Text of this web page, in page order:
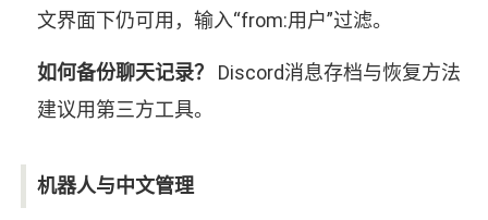
文界面下仍可用，输入“from:用户”过滤。
如何备份聊天记录？
Discord消息存档与恢复方法
建议用第三方工具。
机器人与中文管理